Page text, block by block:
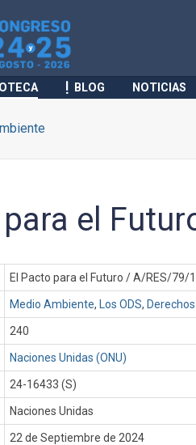
BLOG NOTICIAS
el
El Pacto para el Futuro / A/RES/79/1
Medio Ambiente, Los ODS,
240
Naciones Unidas (ONU)
24-16433 (S)
Naciones Unidas
22 de Septiembre de 2024